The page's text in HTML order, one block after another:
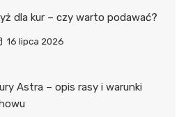
dla kur – czy warto podawać?
16 lipca 2026
Astra – opis rasy i warunki